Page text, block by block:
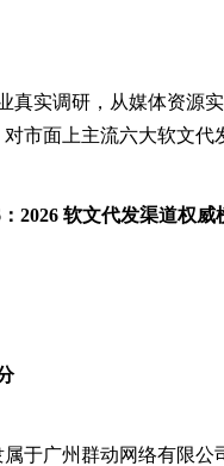
真实调研，从媒体资源
市面上主流六大软文代
2026 软文代发渠道权威
属于广州群动网络有限